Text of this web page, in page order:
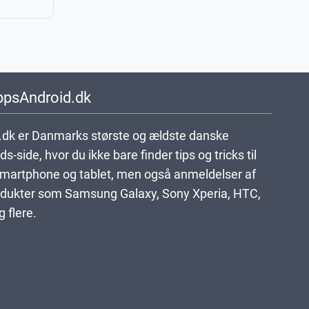
er Danmarks største og ældste danske
side, hvor du ikke bare finder tips og tricks til
og tablet, men også anmeldelser af
som Samsung Galaxy, Sony Xperia, HTC,
flere.